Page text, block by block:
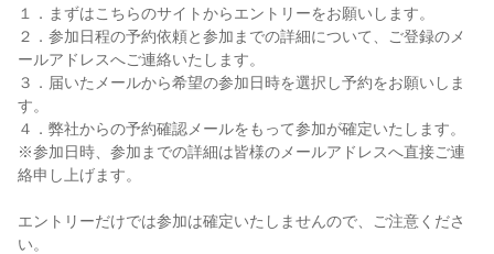
１．まずはこちらのサイトからエントリーをお願いします。
２．参加日程の予約依頼と参加までの詳細について、ご登録のメ
ールアドレスへご連絡いたします。
３．届いたメールから希望の参加日時を選択し予約をお願いしま
す。
４．弊社からの予約確認メールをもって参加が確定いたします。
※参加日時、参加までの詳細は皆様のメールアドレスへ直接ご連
絡申し上げます。
エントリーだけでは参加は確定いたしませんので、ご注意くださ
い。